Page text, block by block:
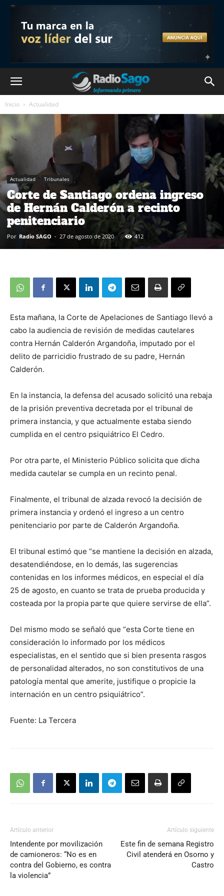
Inicio Actualidad
Actualidad Tribunales
Corte de Santiago ordena ingreso
de Hernán Calderón a recinto
penitenciario
Por Radio SAGO - 27 de agosto de 2020 412
Esta mañana, la Corte de Apelaciones de Santiago llevó a
cabo la audiencia de revisión de medidas cautelares
contra Hernán Calderón Argandoña, imputado por el
delito de parricidio frustrado de su padre, Hernán
Calderón.
En la instancia, la defensa del acusado solicitó una rebaja
de la prisión preventiva decretada por el tribunal de
primera instancia, y que actualmente estaba siendo
cumplida en el centro psiquiátrico El Cedro.
Por otra parte, el Ministerio Público solicita que dicha
medida cautelar se cumpla en un recinto penal.
Finalmente, el tribunal de alzada revocó la decisión de
primera instancia y ordenó el ingreso a un centro
penitenciario por parte de Calderón Argandoña.
El tribunal estimó que “se mantiene la decisión en alzada,
desatendiéndose, en lo demás, las sugerencias
contenidas en los informes médicos, en especial el día
25 de agosto, en cuanto se trata de prueba producida y
costeada por la propia parte que quiere servirse de ella”.
Del mismo modo se señaló que “esta Corte tiene en
consideración lo informado por los médicos
especialistas, en el sentido que si bien presenta rasgos
de personalidad alterados, no son constitutivos de una
patología mental que amerite, justifique o propicie la
internación en un centro psiquiátrico”.
Fuente: La Tercera
Artículo anterior
Intendente por movilización
de camioneros: “No es en
contra del Gobierno, es contra
la violencia”
Artículo siguiente
Este fin de semana Registro
Civil atenderá en Osorno y
Castro